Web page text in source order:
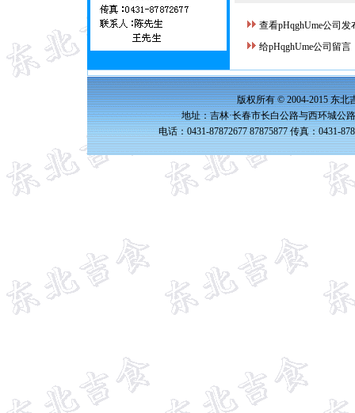
查看pHqghUme公司发
给pHqghUme公司留言
版权所有 © 2004-2015 东北
地址：吉林·长春市长白公路与西环城公
电话：0431-87872677 87875877 传真：0431-